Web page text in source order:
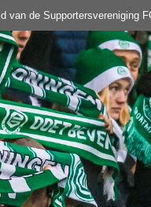
van de Supportersvereniging